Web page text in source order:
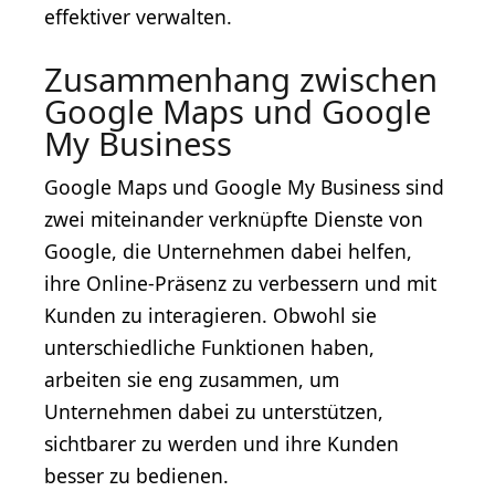
effektiver verwalten.
Zusammenhang zwischen
Google Maps und Google
My Business
Google Maps und Google My Business sind
zwei miteinander verknüpfte Dienste von
Google, die Unternehmen dabei helfen,
ihre Online-Präsenz zu verbessern und mit
Kunden zu interagieren. Obwohl sie
unterschiedliche Funktionen haben,
arbeiten sie eng zusammen, um
Unternehmen dabei zu unterstützen,
sichtbarer zu werden und ihre Kunden
besser zu bedienen.